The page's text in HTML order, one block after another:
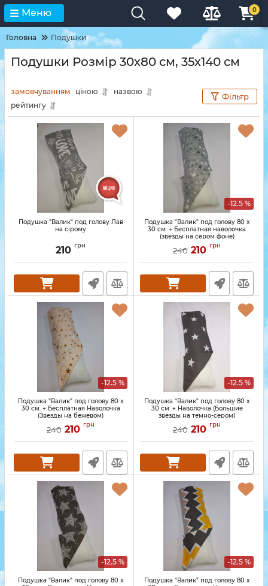
Меню 0
Головна Подушки
Подушки Розмір 30х80 см, 35х140 см
замовчуванням ціною
назвою
рейтингу
Фільтр
Подушка "Валик" под голову Лав
на сірому
210 грн
-12.5 %
Подушка "Валик" под голову 80 x
30 см. + Бесплатная наволочка
(звезды на сером фоне)
240 210 грн
-12.5 %
Подушка "Валик" под голову 80 x
30 см. + Бесплатная Наволочка
(Звезды на бежевом)
240 210 грн
-12.5 %
Подушка "Валик" под голову 80 x
30 см. + Наволочка (Большие
звезды на темно-сером)
240 210 грн
-12.5 %
Подушка "Валик" под голову 80 x
-12.5 %
Подушка "Валик" под голову 80 x